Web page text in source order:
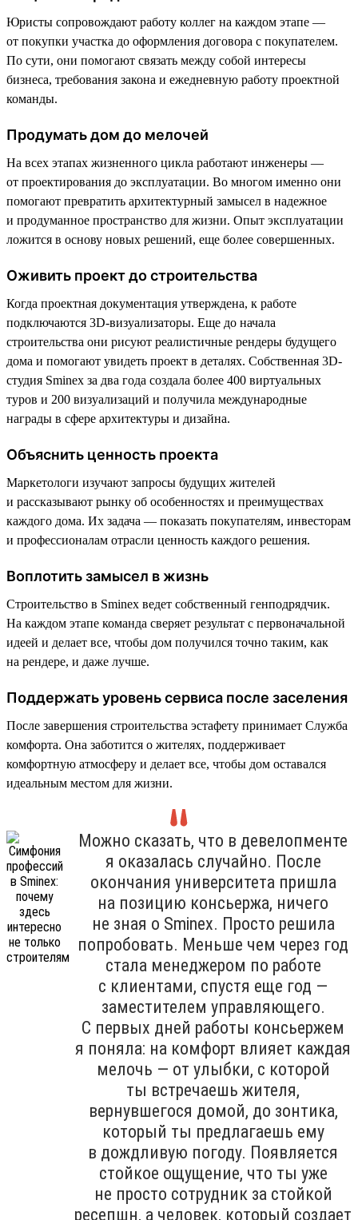
Юристы сопровождают работу коллег на каждом этапе —
от покупки участка до оформления договора с покупателем.
По сути, они помогают связать между собой интересы
бизнеса, требования закона и ежедневную работу проектной
команды.
Продумать дом до мелочей
На всех этапах жизненного цикла работают инженеры —
от проектирования до эксплуатации. Во многом именно они
помогают превратить архитектурный замысел в надежное
и продуманное пространство для жизни. Опыт эксплуатации
ложится в основу новых решений, еще более совершенных.
Оживить проект до строительства
Когда проектная документация утверждена, к работе
подключаются 3D-визуализаторы. Еще до начала
строительства они рисуют реалистичные рендеры будущего
дома и помогают увидеть проект в деталях. Собственная 3D-
студия Sminex за два года создала более 400 виртуальных
туров и 200 визуализаций и получила международные
награды в сфере архитектуры и дизайна.
Объяснить ценность проекта
Маркетологи изучают запросы будущих жителей
и рассказывают рынку об особенностях и преимуществах
каждого дома. Их задача — показать покупателям, инвесторам
и профессионалам отрасли ценность каждого решения.
Воплотить замысел в жизнь
Строительство в Sminex ведет собственный генподрядчик.
На каждом этапе команда сверяет результат с первоначальной
идеей и делает все, чтобы дом получился точно таким, как
на рендере, и даже лучше.
Поддержать уровень сервиса после заселения
После завершения строительства эстафету принимает Служба
комфорта. Она заботится о жителях, поддерживает
комфортную атмосферу и делает все, чтобы дом оставался
идеальным местом для жизни.
Можно сказать, что в девелопменте
я оказалась случайно. После
окончания университета пришла
на позицию консьержа, ничего
не зная о Sminex. Просто решила
попробовать. Меньше чем через год
стала менеджером по работе
с клиентами, спустя еще год —
заместителем управляющего.
С первых дней работы консьержем
я поняла: на комфорт влияет каждая
мелочь — от улыбки, с которой
ты встречаешь жителя,
вернувшегося домой, до зонтика,
который ты предлагаешь ему
в дождливую погоду. Появляется
стойкое ощущение, что ты уже
не просто сотрудник за стойкой
ресепшн, а человек, который создает